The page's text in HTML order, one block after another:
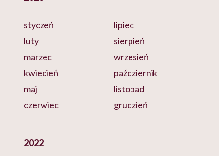
styczeń
luty
marzec
kwiecień
maj
czerwiec
lipiec
sierpień
wrzesień
październik
listopad
grudzień
2022